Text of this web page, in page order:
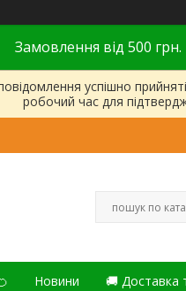
Замовлення від 500 грн.
успішно
робочий час для
Новини 🚚 Доставка